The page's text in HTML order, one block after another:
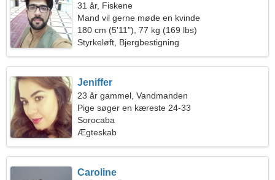
31 år, Fiskene
Mand vil gerne møde en kvinde
180 cm (5'11"), 77 kg (169 lbs)
Styrkeløft, Bjergbestigning
Jeniffer
23 år gammel, Vandmanden
Pige søger en kæreste 24-33
Sorocaba
Ægteskab
Caroline